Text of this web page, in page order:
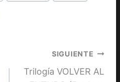
SIGUIENTE
Trilogía VOLVER AL